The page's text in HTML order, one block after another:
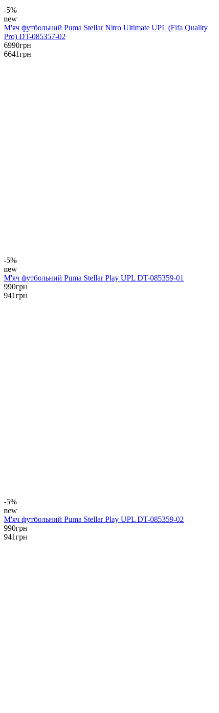
-5%
new
М'яч футбольний Puma Stellar Nitro Ultimate UPL (Fifa Quality
Pro) DT-085357-02
6990грн
6641грн
-5%
new
М'яч футбольний Puma Stellar Play UPL DT-085359-01
990грн
941грн
-5%
new
М'яч футбольний Puma Stellar Play UPL DT-085359-02
990грн
941грн